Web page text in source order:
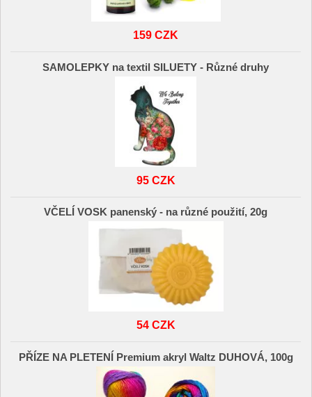
159 CZK
SAMOLEPKY na textil SILUETY - Různé druhy
95 CZK
VČELÍ VOSK panenský - na různé použití, 20g
54 CZK
PŘÍZE NA PLETENÍ Premium akryl Waltz DUHOVÁ, 100g